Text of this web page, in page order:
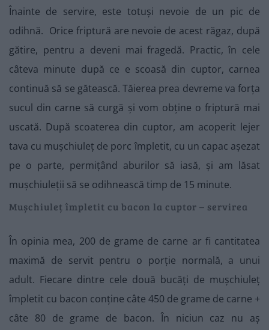
Înainte de servire, este totuși nevoie de un pic de
odihnă. Orice friptură are nevoie de acest răgaz, după
gătire, pentru a deveni mai fragedă. Practic, în cele
câteva minute după ce e scoasă din cuptor, carnea
continuă să se gătească. Tăierea prea devreme va forța
sucul din carne să curgă și vom obține o friptură mai
uscată. După scoaterea din cuptor, am acoperit lejer
tava cu mușchiuleț de porc împletit, cu un capac așezat
pe o parte, permițând aburilor să iasă, și am lăsat
mușchiuleții să se odihnească timp de 15 minute.
Mușchiuleț împletit cu bacon la cuptor – servirea
În opinia mea, 200 de grame de carne ar fi cantitatea
maximă de servit pentru o porție normală, a unui
adult. Fiecare dintre cele două bucăți de mușchiuleț
împletit cu bacon conține câte 450 de grame de carne +
câte 80 de grame de bacon. În niciun caz nu aș